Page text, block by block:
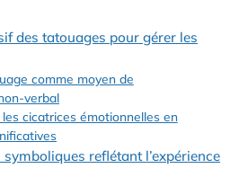
des tatouages pour gérer les
comme moyen de
verbal
cicatrices émotionnelles en
reflétant l’expérience